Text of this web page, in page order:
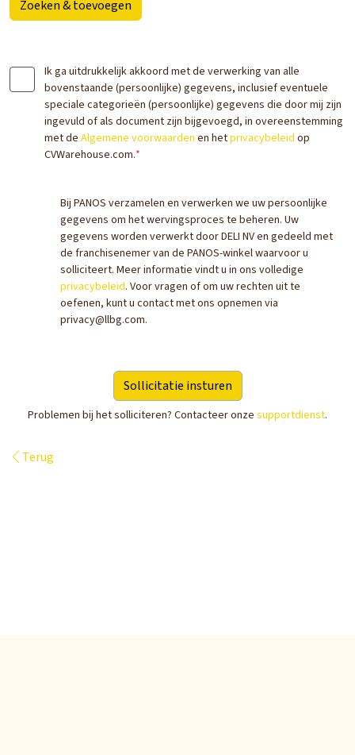
Zoeken & toevoegen
Ik ga uitdrukkelijk akkoord met de verwerking van alle
bovenstaande (persoonlijke) gegevens, inclusief eventuele
speciale categorieën (persoonlijke) gegevens die door mij zijn
ingevuld of als document zijn bijgevoegd, in overeenstemming
met de Algemene voorwaarden en hetprivacybeleid op
CVWarehouse.com.*
Bij PANOS verzamelen en verwerken we uw persoonlijke
gegevens om het wervingsproces te beheren. Uw
gegevens worden verwerkt door DELI NV en gedeeld met
de franchisenemer van de PANOS-winkel waarvoor u
solliciteert. Meer informatie vindt u in ons volledige
privacybeleid. Voor vragen of om uw rechten uit te
oefenen, kunt u contact met ons opnemen via
privacy@llbg.com.
Problemen bij het solliciteren? Contacteer onze supportdienst.
Terug